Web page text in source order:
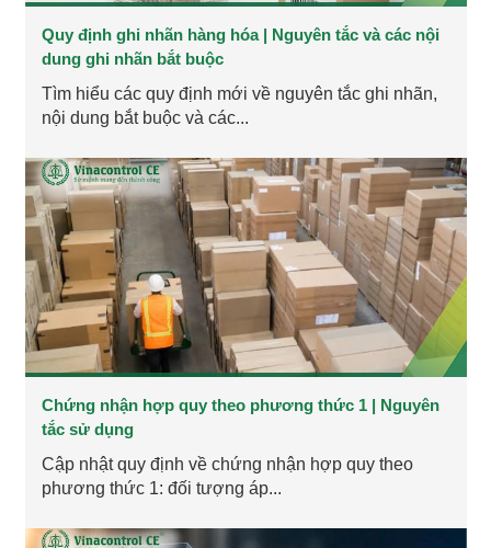
Quy định ghi nhãn hàng hóa | Nguyên tắc và các nội
dung ghi nhãn bắt buộc
Tìm hiểu các quy định mới về nguyên tắc ghi nhãn,
nội dung bắt buộc và các...
Chứng nhận hợp quy theo phương thức 1 | Nguyên
tắc sử dụng
Cập nhật quy định về chứng nhận hợp quy theo
phương thức 1: đối tượng áp...